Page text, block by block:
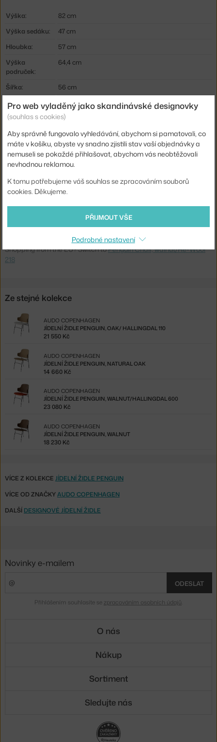
Výška:
82 cm
Výška sedáku:
47 cm
Hloubka:
57 cm
Výška
područek:
64,4 cm
Šířka:
56 cm
Područky:
s područkami
Barva:
béžová, ořech
Materiál:
ořechová dýha, lakovaná ocel, překližka, textilní
potah
Sedák:
čalouněný
Kód produktu
AUD-71157-004753
EAN
5709262131747
Ste zo Slovenska? Prejdite naJedálenská stolička Penguin,
Shopping from the EU? Switch toPenguin Chair, walnut/Re-Wool
218
Ze stejné kolekce
JÍDELNÍ ŽIDLE PENGUIN, OAK/ HALLINGDAL 110
AUDO COPENHAGEN
21 550 Kč
JÍDELNÍ ŽIDLE PENGUIN, NATURAL OAK
AUDO COPENHAGEN
14 660 Kč
JÍDELNÍ ŽIDLE PENGUIN, WALNUT/HALLINGDAL 600
AUDO COPENHAGEN
23 080 Kč
JÍDELNÍ ŽIDLE PENGUIN, WALNUT
AUDO COPENHAGEN
18 230 Kč
VÍCE Z KOLEKCE JÍDELNÍ ŽIDLE PENGUIN
VÍCE OD ZNAČKYAUDO COPENHAGEN
DALŠÍ DESIGNOVÉ JÍDELNÍ ŽIDLE
Pro web vyladěný jako skandinávské designovky
(souhlas s cookies)
Aby správně fungovalo vyhledávání, abychom si pamatovali, co
máte v košíku, abyste vy snadno zjistili stav vaší objednávky a
nemuseli se pokaždé přihlašovat, abychom vás neobtěžovali
nevhodnou reklamou.
K tomu potřebujeme váš souhlas se zpracováním souborů
cookies. Děkujeme.
PŘIJMOUT VŠE
Podrobné nastavení
Novinky e-mailem
ODESLAT
Přihlášením souhlasíte se zpracováním osobních údajů
O nás
Nákup
Sortiment
Sledujte nás